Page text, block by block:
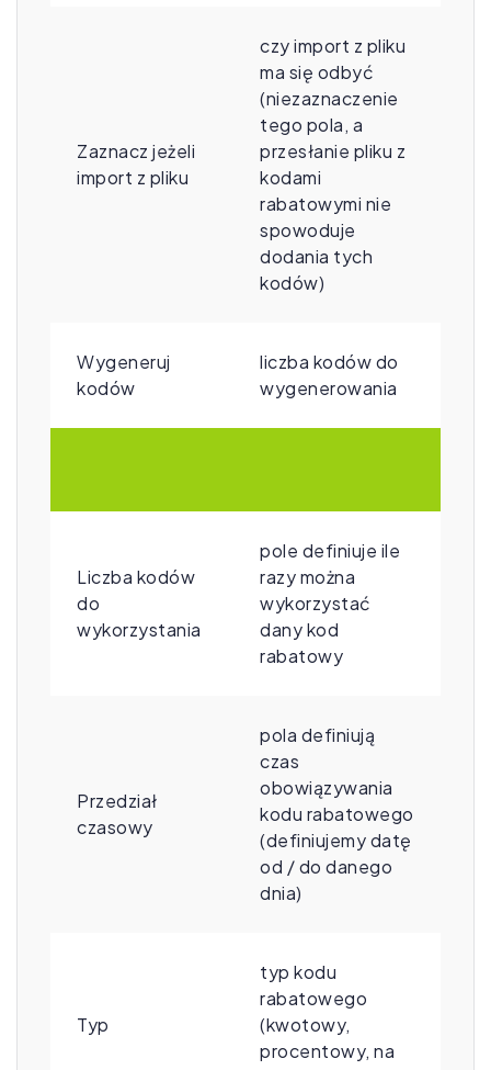
Zaznacz jeżeli
import z pliku
czy import z pliku
ma się odbyć
(niezaznaczenie
tego pola, a
przesłanie pliku z
kodami
rabatowymi nie
spowoduje
dodania tych
kodów)
Wygeneruj
kodów
liczba kodów do
wygenerowania
Liczba kodów
do
wykorzystania
pole definiuje ile
razy można
wykorzystać
dany kod
rabatowy
Przedział
czasowy
pola definiują
czas
obowiązywania
kodu rabatowego
(definiujemy datę
od / do danego
dnia)
Typ
typ kodu
rabatowego
(kwotowy,
procentowy, na